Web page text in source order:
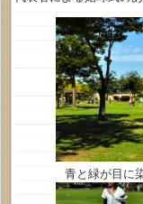
青と緑が目に